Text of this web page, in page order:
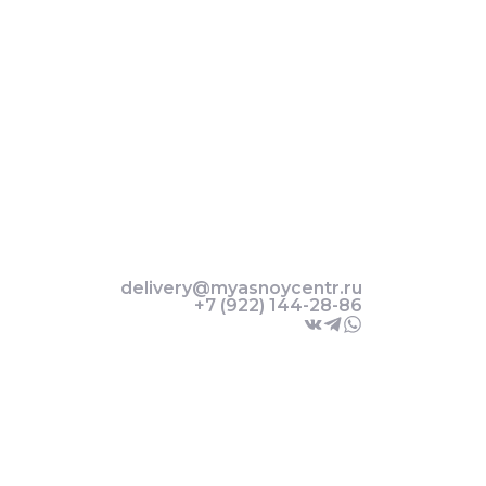
delivery@myasnoycentr.ru
+7 (922) 144-28-86